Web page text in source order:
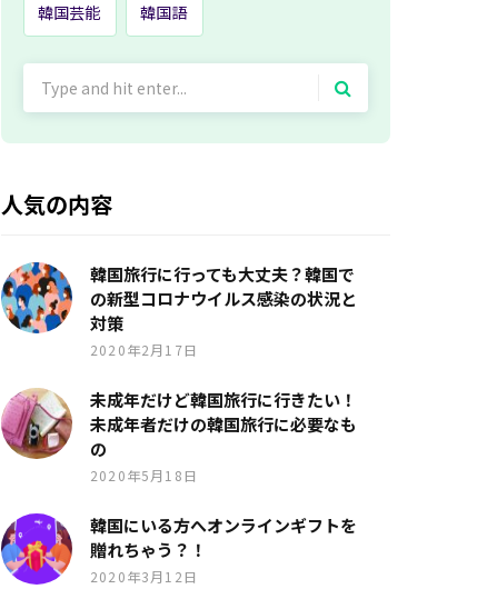
韓国芸能 韓国語
人気の内容
韓国旅行に行っても大丈夫？韓国で
の新型コロナウイルス感染の状況と
対策
2020年2月17日
未成年だけど韓国旅行に行きたい！
未成年者だけの韓国旅行に必要なも
の
2020年5月18日
韓国にいる方へオンラインギフトを
贈れちゃう？！
2020年3月12日